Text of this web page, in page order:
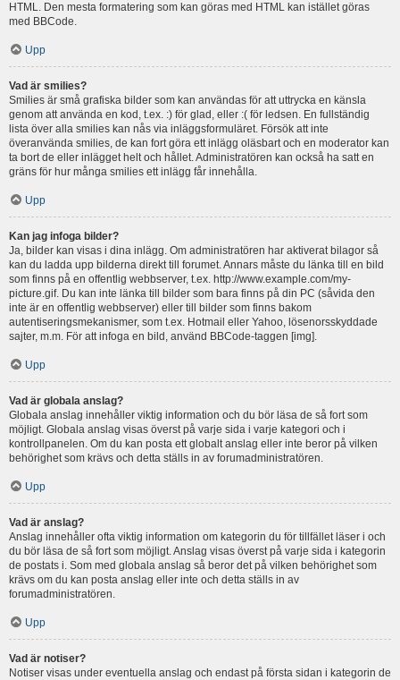
HTML. Den mesta formatering som kan göras med HTML kan istället göras
med BBCode.
Upp
Vad är smilies?
Smilies är små grafiska bilder som kan användas för att uttrycka en känsla
genom att använda en kod, t.ex. :) för glad, eller :( för ledsen. En fullständig
lista över alla smilies kan nås via inläggsformuläret. Försök att inte
överanvända smilies, de kan fort göra ett inlägg oläsbart och en moderator kan
ta bort de eller inlägget helt och hållet. Administratören kan också ha satt en
gräns för hur många smilies ett inlägg får innehålla.
Upp
Kan jag infoga bilder?
Ja, bilder kan visas i dina inlägg. Om administratören har aktiverat bilagor så
kan du ladda upp bilderna direkt till forumet. Annars måste du länka till en bild
som finns på en offentlig webbserver, t.ex. http://www.example.com/my-
picture.gif. Du kan inte länka till bilder som bara finns på din PC (såvida den
inte är en offentlig webbserver) eller till bilder som finns bakom
autentiseringsmekanismer, som t.ex. Hotmail eller Yahoo, lösenorsskyddade
sajter, m.m. För att infoga en bild, använd BBCode-taggen [img].
Upp
Vad är globala anslag?
Globala anslag innehåller viktig information och du bör läsa de så fort som
möjligt. Globala anslag visas överst på varje sida i varje kategori och i
kontrollpanelen. Om du kan posta ett globalt anslag eller inte beror på vilken
behörighet som krävs och detta ställs in av forumadministratören.
Upp
Vad är anslag?
Anslag innehåller ofta viktig information om kategorin du för tillfället läser i och
du bör läsa de så fort som möjligt. Anslag visas överst på varje sida i kategorin
de postats i. Som med globala anslag så beror det på vilken behörighet som
krävs om du kan posta anslag eller inte och detta ställs in av
forumadministratören.
Upp
Vad är notiser?
Notiser visas under eventuella anslag och endast på första sidan i kategorin de